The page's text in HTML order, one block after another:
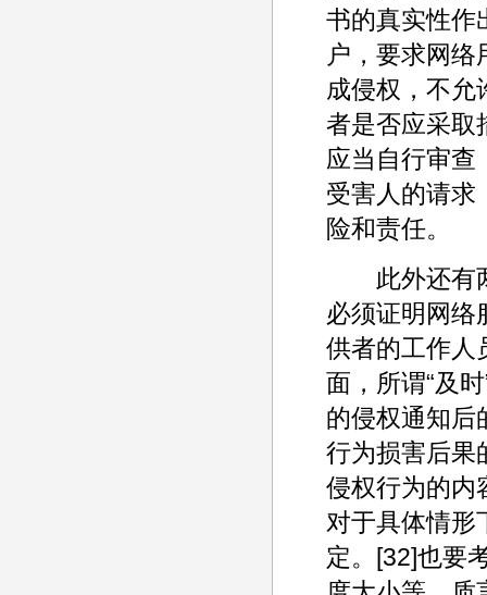
书的真实性作
户，要求网
成侵权，不允
者是否应采取
应当自行审查
受害人的请求
险和责任。
此外还有两
必须证明网络
供者的工作人
面，所谓“及
的侵权通知后
行为损害后果
侵权行为的内
对于具体情形
定。[32]也要